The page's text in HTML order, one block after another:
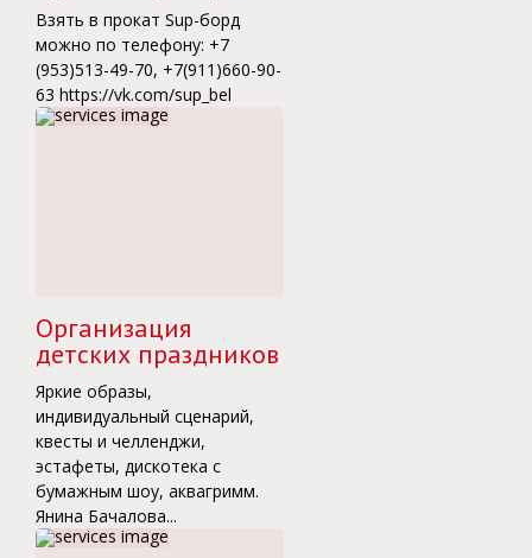
Взять в прокат Sup-борд
можно по телефону: +7
(953)513-49-70, +7(911)660-90-
63 https://vk.com/sup_bel
Организация
детских праздников
Яркие образы,
индивидуальный сценарий,
квесты и челленджи,
эстафеты, дискотека с
бумажным шоу, аквагримм.
Янина Бачалова...